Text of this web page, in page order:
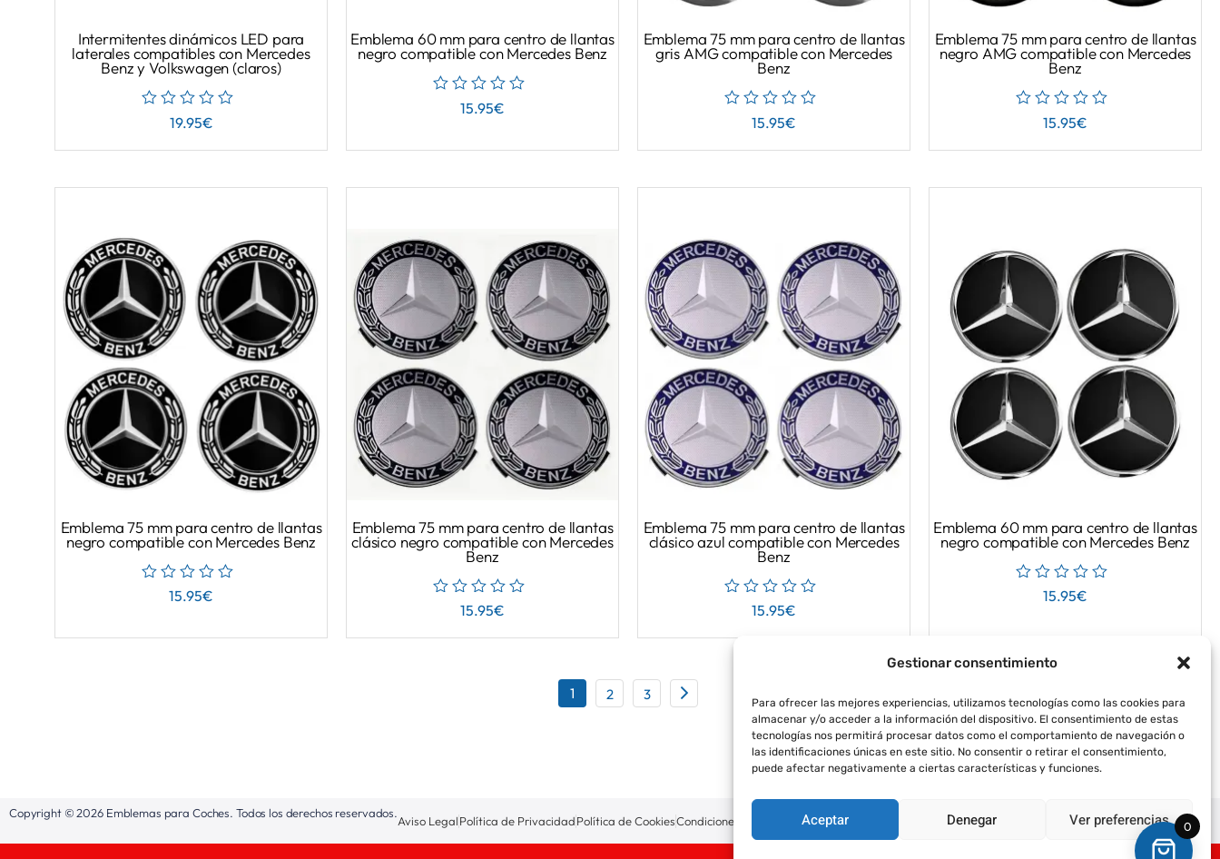
Gestionar consentimiento
Para ofrecer las mejores experiencias, utilizamos tecnologías como las cookies para
almacenar y/o acceder a la información del dispositivo. El consentimiento de estas
tecnologías nos permitirá procesar datos como el comportamiento de navegación o
las identificaciones únicas en este sitio. No consentir o retirar el consentimiento,
puede afectar negativamente a ciertas características y funciones.
Aceptar Denegar Ver preferencias
Intermitentes dinámicos LED para
laterales compatibles con Mercedes
Benz y Volkswagen (claros)
19.95€
Emblema 60 mm para centro de llantas
negro compatible con Mercedes Benz
15.95€
Emblema 75 mm para centro de llantas
gris AMG compatible con Mercedes
Benz
15.95€
Emblema 75 mm para centro de llantas
negro AMG compatible con Mercedes
Benz
15.95€
Emblema 75 mm para centro de llantas
negro compatible con Mercedes Benz
15.95€
Emblema 75 mm para centro de llantas
clásico negro compatible con Mercedes
Benz
15.95€
Emblema 75 mm para centro de llantas
clásico azul compatible con Mercedes
Benz
15.95€
Emblema 60 mm para centro de llantas
negro compatible con Mercedes Benz
15.95€
1 2 3
Copyright © 2026 Emblemas para Coches. Todos los derechos reservados.
Aviso LegalPolítica de PrivacidadPolítica de CookiesCondiciones de CompraPolítica de Envío y Devoluciones 0